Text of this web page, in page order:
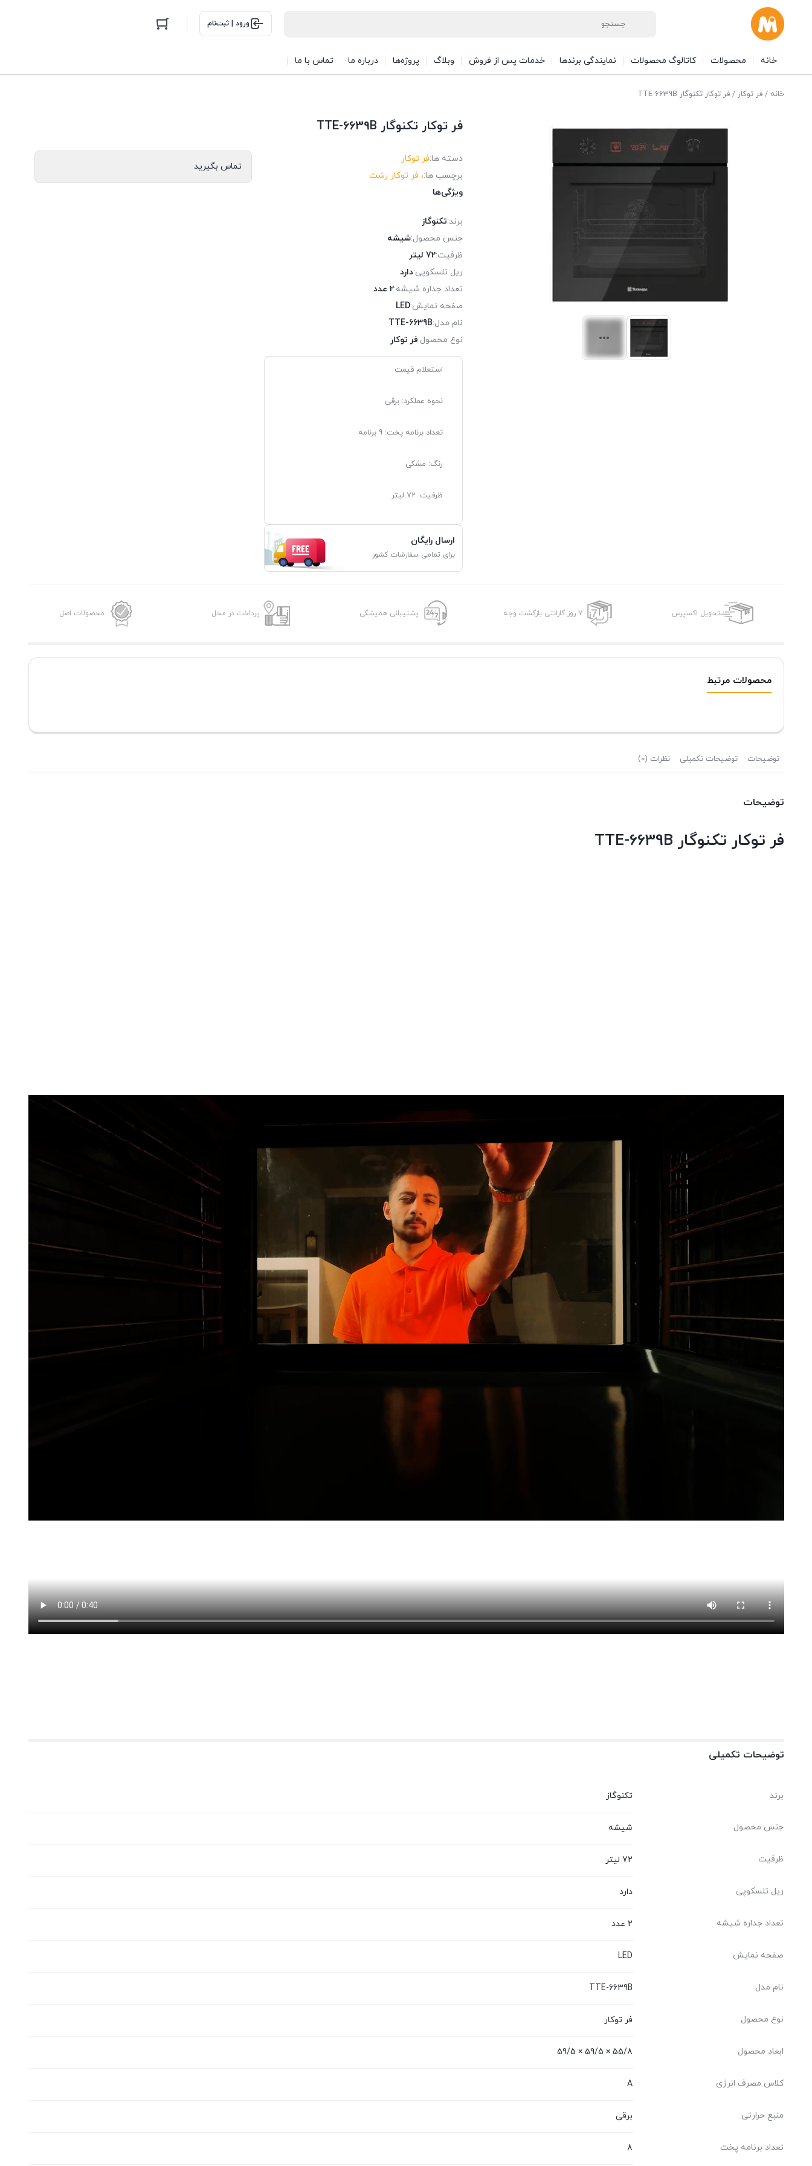
ورود | ثبت‌نام
خانه محصولات کاتالوگ محصولات نمایندگی برندها خدمات پس از فروش وبلاگ پروژه‌ها درباره ما تماس با ما
خانه /فر توکار / فر توکار تکنوگار TTE-6639B
فر توکار تکنوگار TTE-6639B
دسته ها:فر توکار
برچسب ها:، فر توکار رشت
ویژگی‌ها
برند:تکنوگاز
جنس محصول:شیشه
ظرفیت:72 لیتر
ریل تلسکوپی:دارد
تعداد جداره شیشه:2 عدد
صفحه نمایش:LED
نام مدل:TTE-6639B
نوع محصول:فر توکار
استعلام قیمت
نحوه عملکرد: برقی
تعداد برنامه پخت: 9 برنامه
رنگ: مشکی
ظرفیت: 72 لیتر
ارسال رایگان
برای تمامی سفارشات کشور
تماس بگیرید
تحویل اکسپرس 7 روز گارانتی بازگشت وجه پشتیبانی همیشگی پرداخت در محل محصولات اصل
محصولات مرتبط
توضیحات توضیحات تکمیلی نظرات (0)
توضیحات
فر توکار تکنوگار TTE-6639B
توضیحات تکمیلی
برند تکنوگاز
جنس محصول شیشه
ظرفیت 72 لیتر
ریل تلسکوپی دارد
تعداد جداره شیشه 2 عدد
صفحه نمایش LED
نام مدل TTE-6639B
نوع محصول فر توکار
ابعاد محصول 55/8 × 59/5 × 59/5
کلاس مصرف انرژی A
منبع حرارتی برقی
تعداد برنامه پخت 8